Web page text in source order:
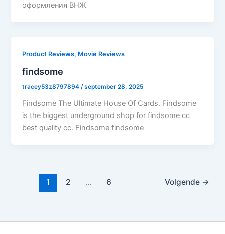
оформления ВНЖ
Product Reviews, Movie Reviews
findsome
tracey53z8797894/september 28, 2025
Findsome The Ultimate House Of Cards. Findsome
is the biggest underground shop for findsome cc
best quality cc. Findsome findsome
1 2 … 6 Volgende →